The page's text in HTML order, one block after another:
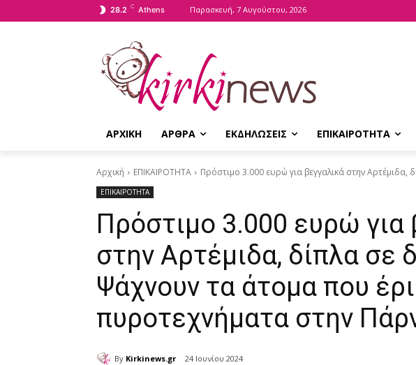
28.2 C Athens Παρασκευή, 7 Αυγούστου, 2026
ΑΡΧΙΚΗ ΑΡΘΡΑ ΕΚΔΗΛΩΣΕΙΣ ΕΠΙΚΑΙΡΟΤΗΤΑ
Αρχική ΕΠΙΚΑΙΡΟΤΗΤΑ Πρόστιμο 3.000 ευρώ για βεγγαλικά στην
ΕΠΙΚΑΙΡΟΤΗΤΑ
Πρόστιμο 3.000 ευρώ για
στην Αρτέμιδα, δίπλα σε
Ψάχνουν τα άτομα που
πυροτεχνήματα στην
By Kirkinews.gr 24 Ιουνίου 2024